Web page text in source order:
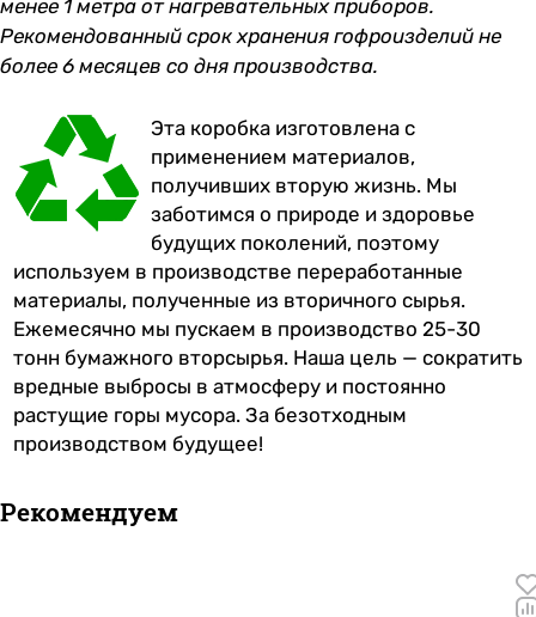
менее 1 метра от нагревательных приборов.
Рекомендованный срок хранения гофроизделий не
более 6 месяцев со дня производства.
Эта коробка изготовлена с
применением материалов,
получивших вторую жизнь. Мы
заботимся о природе и здоровье
будущих поколений, поэтому
используем в производстве переработанные
материалы, полученные из вторичного сырья.
Ежемесячно мы пускаем в производство 25-30
тонн бумажного вторсырья. Наша цель — сократить
вредные выбросы в атмосферу и постоянно
растущие горы мусора. За безотходным
производством будущее!
Рекомендуем